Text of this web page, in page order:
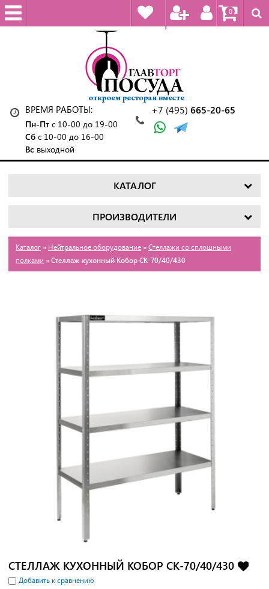
0
ВРЕМЯ РАБОТЫ:
Пн-Пт с 10-00 до 19-00
Сб с 10-00 до 16-00
Вс выходной
+7 (495) 665-20-65
КАТАЛОГ
ПРОИЗВОДИТЕЛИ
Каталог » Нейтральное оборудование » Стеллажи со сплошными
полками » Стеллаж кухонный Кобор СК-70/40/430
СТЕЛЛАЖ КУХОННЫЙ КОБОР СК-70/40/430
Добавить к сравнению